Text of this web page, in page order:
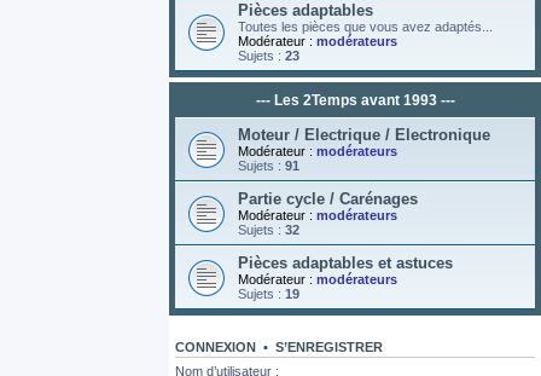
Pièces adaptables
Toutes les pièces que vous avez adaptés...
Modérateur : modérateurs
Sujets : 23
--- Les 2Temps avant 1993 ---
Moteur / Electrique / Electronique
Modérateur : modérateurs
Sujets : 91
Partie cycle / Carénages
Modérateur : modérateurs
Sujets : 32
Pièces adaptables et astuces
Modérateur : modérateurs
Sujets : 19
CONNEXION • S’ENREGISTRER
Nom d’utilisateur :